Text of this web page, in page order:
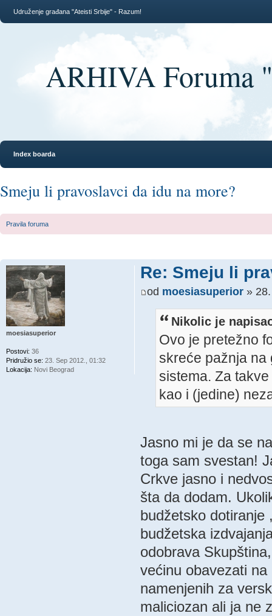
Udruženje građana "Ateisti Srbije" - Razum!
ARHIVA Foruma
Index boarda
Smeju li pravoslavci da idu na more?
Pravila foruma
Re: Smeju li
od moesiasuperior» 28.
Nikolic je
Ovo je pretežno
skreće pažnja na
sistema. Za
kao i (jedine)
Jasno mi je da se
toga sam svestan!
Crkve jasno i
šta da dodam.
budžetsko dotiranje
budžetska
odobrava
većinu obavezati
namenjenih za
maliciozan ali ja ne
moesiasuperior
Postovi: 36
Pridružio se: 23. Sep 2012., 01:32
Lokacija: Novi Beograd